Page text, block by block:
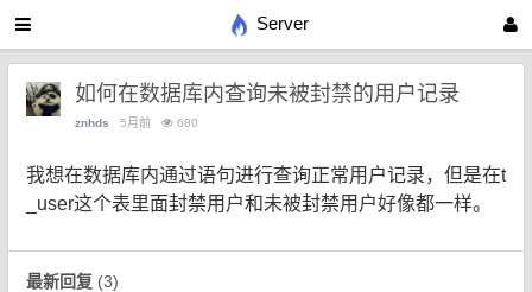
Server
如何在数据库内查询未被封禁的用户记录
znhds 5月前 680
我想在数据库内通过语句进行查询正常用户记录，但是在t
_user这个表里面封禁用户和未被封禁用户好像都一样。
最新回复 (3)